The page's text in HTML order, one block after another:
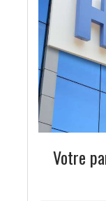
Votre